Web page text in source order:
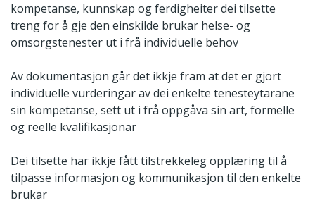
kompetanse, kunnskap og ferdigheiter dei tilsette
treng for å gje den einskilde brukar helse- og
omsorgstenester ut i frå individuelle behov
Av dokumentasjon går det ikkje fram at det er gjort
individuelle vurderingar av dei enkelte tenesteytarane
sin kompetanse, sett ut i frå oppgåva sin art, formelle
og reelle kvalifikasjonar
Dei tilsette har ikkje fått tilstrekkeleg opplæring til å
tilpasse informasjon og kommunikasjon til den enkelte
brukar